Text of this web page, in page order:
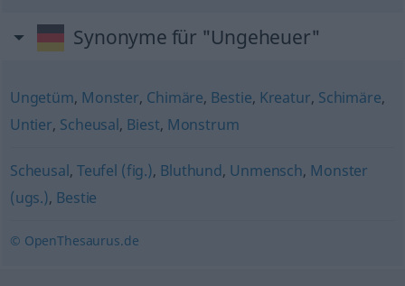
Synonyme für "Ungeheuer"
Ungetüm, Monster, Chimäre, Bestie, Kreatur, Schimäre,
Untier, Scheusal, Biest, Monstrum
Scheusal, Teufel (fig.), Bluthund, Unmensch, Monster
(ugs.), Bestie
© OpenThesaurus.de